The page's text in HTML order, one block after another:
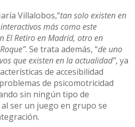
Villalobos,“tan solo existen en
más como este
El Retiro en Madrid, otro en
. Se trata además, “de uno
que existen en la actualidad”, ya
de accesibilidad
de psicomotricidad
sin ningún tipo de
ser un juego en grupo se